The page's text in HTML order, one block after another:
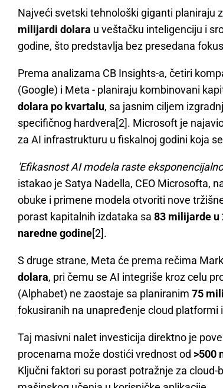
Najveći svetski tehnološki giganti planiraju
milijardi dolara u veštačku inteligenciju i
godine, što predstavlja bez presedana
Prema analizama CB Insights-a, četiri
(Google) i Meta - planiraju kombinovani
dolara po kvartalu, sa jasnim ciljem
specifičnog hardvera[2]. Microsoft je
za AI infrastrukturu u fiskalnoj godini koja
'Efikasnost AI modela raste
istakao je Satya Nadella, CEO Microsofta,
obuke i primene modela otvoriti nove
porast kapitalnih izdataka sa83 milijarde u
naredne godine[2].
S druge strane, Meta će prema rečima
dolara, pri čemu se AI integriše kroz celu
(Alphabet) ne zaostaje sa planiranim75
fokusiranih na unapređenje cloud platformi
Taj masivni nalet investicija direktno je
procenama može dostići vrednost od >500
Ključni faktori su porast potražnje za